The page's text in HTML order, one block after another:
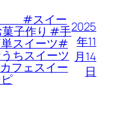
スイー
子作り #手
スイーツ#
ちスイーツ
フェスイー
2025
年11
月14
日